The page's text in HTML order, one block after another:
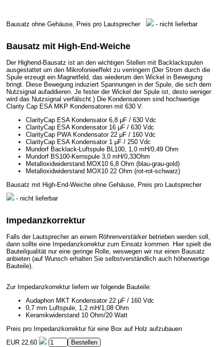
Bausatz ohne Gehäuse, Preis pro Lautsprecher - nicht lieferbar
Bausatz mit High-End-Weiche
Der Highend-Bausatz ist an den wichtigen Stellen mit Backlackspulen
ausgestattet um den Mikrofonieeffekt zu verringern (Der Strom durch die
Spule erzeugt ein Magnetfeld, das wiederum den Wickel in Bewegung
bringt. Diese Bewegung induziert Spannungen in der Spule, die sich dem
Nutzsignal aufaddieren. Je fester der Wickel der Spule ist, desto weniger
wird das Nutzsignal verfälscht.) Die Kondensatoren sind hochwertige
Clarity Cap ESA MKP Kondensatoren mit 630 V.
ClarityCap ESA Kondensator 6,8 μF / 630 Vdc
ClarityCap ESA Kondensator 16 μF / 630 Vdc
ClarityCap PWA Kondensator 22 μF / 160 Vdc
ClarityCap ESA Kondensator 1 μF / 250 Vdc
Mundorf Backlack-Luftspule BL100, 1,0 mH/0,49 Ohm
Mundorf BS100-Kernspule 3,0 mH/0,33Ohm
Metalloxidwiderstand MOX10 6,8 Ohm (blau-grau-gold)
Metalloxidwiderstand MOX10 22 Ohm (rot-rot-schwarz)
Bausatz mit High-End-Weiche ohne Gehäuse, Preis pro Lautsprecher
- nicht lieferbar
Impedanzkorrektur
Falls der Lautsprecher an einem Röhrenverstärker betrieben werden soll,
dann sollte eine Impedanzkorrektur zum Einsatz kommen. Hier spielt die
Bauteilqualität nur eine geringe Rolle, weswegen wir nur einen Bausatz
anbieten (auf Wunsch erhalten Sie selbstverständlich auch höherwertige
Bauteile).
Zur Impedanzkorrektur liefern wir folgende Bauteile:
Audaphon MKT Kondensator 22 μF / 160 Vdc
0,7 mm Luftspule, 1,2 mH/1,08 Ohm
Keramikwiderstand 10 Ohm/20 Watt
Preis pro Impedanzkorrektur für eine Box auf Holz aufzubauen
EUR 22,60